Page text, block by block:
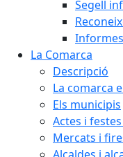
Segell
La Comarca
Descripció
La comarca
Els municipis
Actes i
Mercats i